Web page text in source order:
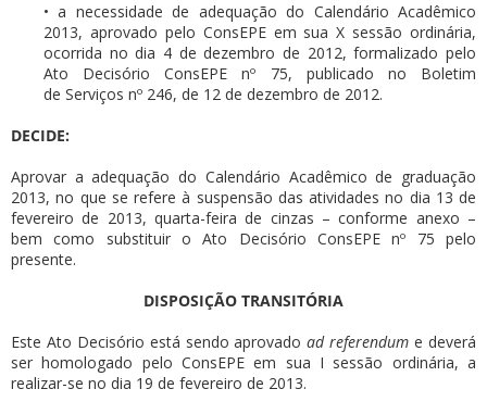
• a necessidade de adequação do Calendário Acadêmico
2013, aprovado pelo ConsEPE em sua X sessão ordinária,
ocorrida no dia 4 de dezembro de 2012, formalizado pelo
Ato Decisório ConsEPE nº 75, publicado no Boletim
de Serviços nº 246, de 12 de dezembro de 2012.
DECIDE:
Aprovar a adequação do Calendário Acadêmico de graduação
2013, no que se refere à suspensão das atividades no dia 13 de
fevereiro de 2013, quarta-feira de cinzas – conforme anexo –
bem como substituir o Ato Decisório ConsEPE nº 75 pelo
presente.
DISPOSIÇÃO TRANSITÓRIA
Este Ato Decisório está sendo aprovadoad referendum e deverá
ser homologado pelo ConsEPE em sua I sessão ordinária, a
realizar-se no dia 19 de fevereiro de 2013.